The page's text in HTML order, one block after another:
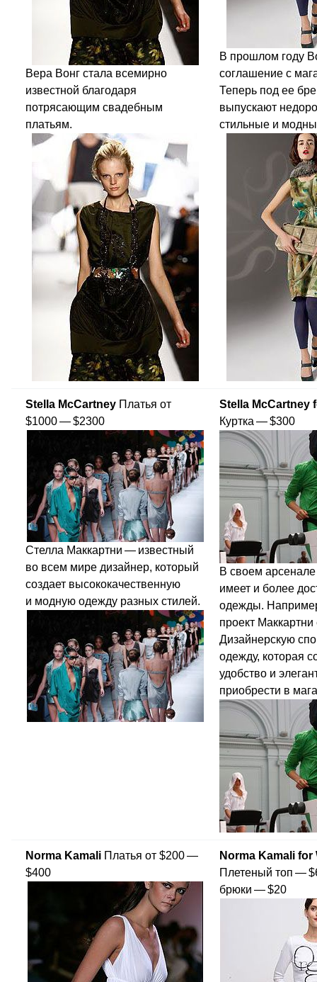
Вера Вонг стала всемирно
известной благодаря
потрясающим свадебным
платьям.
В прошлом году
соглашение с
Теперь под ее
выпускают
стильные и
Stella McCartney Платья от
$1000 — $2300
Стелла Маккартни — известный
во всем мире дизайнер, который
создает высококачественную
и модную одежду разных стилей.
Stella McCartney
Куртка — $300
В своем
имеет и более
одежды.
проект
Дизайнерскую
одежду, которая
удобство и
приобрести в
Norma Kamali Платья от $200 —
$400
Norma Kamali for
Плетеный топ —
брюки — $20